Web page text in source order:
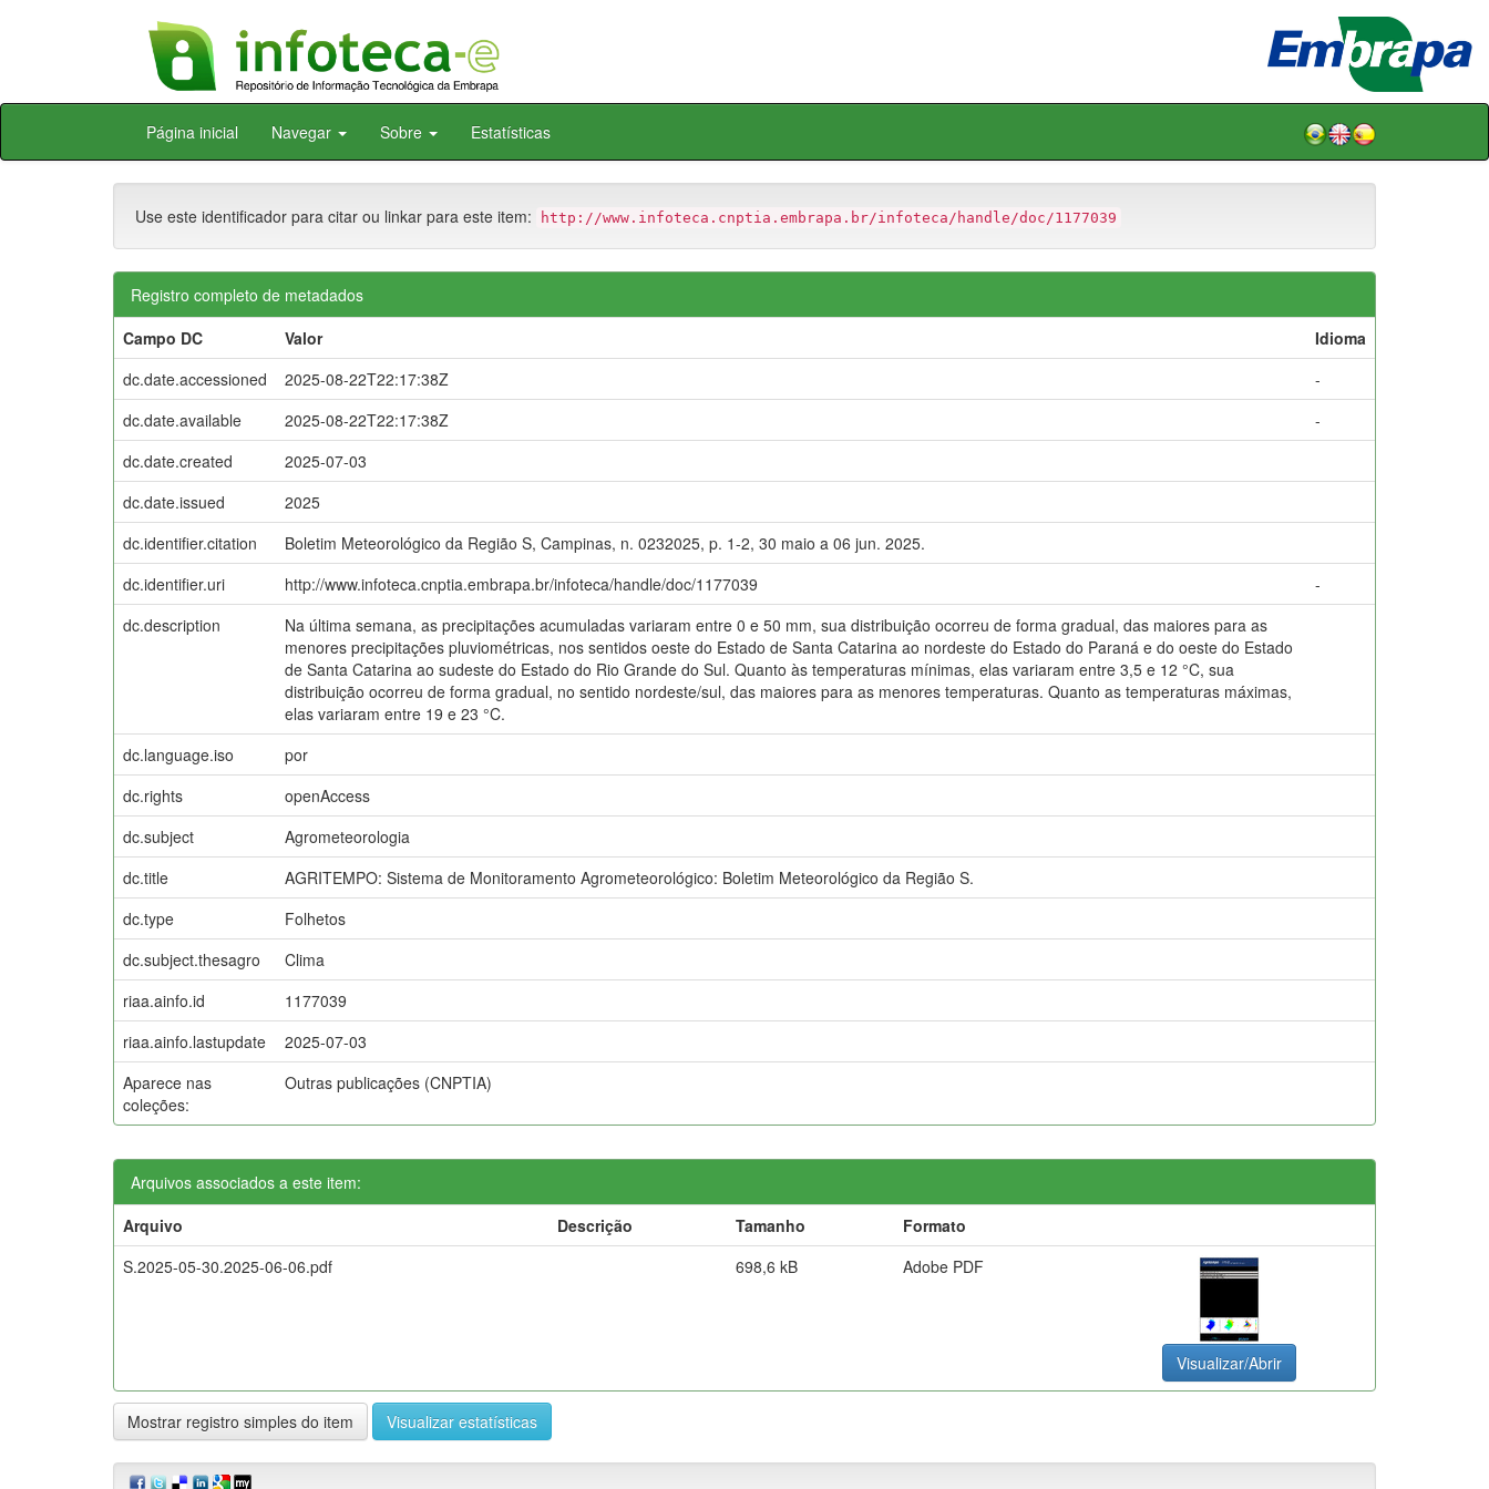
Skip
Página inicial Navegar Sobre Estatísticas
Use este identificador para citar ou linkar para este item: http://www.infoteca.cnptia.embrapa.br/infoteca/handle/doc/1177039
Registro completo de metadados
Campo DC
Valor
Idioma
dc.date.accessioned
2025-08-22T22:17:38Z
-
dc.date.available
2025-08-22T22:17:38Z
-
dc.date.created
2025-07-03
dc.date.issued
2025
dc.identifier.citation
Boletim Meteorológico da Região S, Campinas, n. 0232025, p. 1-2, 30 maio a 06 jun. 2025.
dc.identifier.uri
http://www.infoteca.cnptia.embrapa.br/infoteca/handle/doc/1177039
-
dc.description
Na última semana, as precipitações acumuladas variaram entre 0 e 50 mm, sua distribuição ocorreu de forma gradual, das maiores para as
menores precipitações pluviométricas, nos sentidos oeste do Estado de Santa Catarina ao nordeste do Estado do Paraná e do oeste do Estado
de Santa Catarina ao sudeste do Estado do Rio Grande do Sul. Quanto às temperaturas mínimas, elas variaram entre 3,5 e 12 °C, sua
distribuição ocorreu de forma gradual, no sentido nordeste/sul, das maiores para as menores temperaturas. Quanto as temperaturas máximas,
elas variaram entre 19 e 23 °C.
dc.language.iso
por
dc.rights
openAccess
dc.subject
Agrometeorologia
dc.title
AGRITEMPO: Sistema de Monitoramento Agrometeorológico: Boletim Meteorológico da Região S.
dc.type
Folhetos
dc.subject.thesagro
Clima
riaa.ainfo.id
1177039
riaa.ainfo.lastupdate
2025-07-03
Aparece nas
coleções:
Outras publicações (CNPTIA)
Arquivos associados a este item:
Arquivo
Descrição Tamanho
Formato
S.2025-05-30.2025-06-06.pdf
698,6 kB Adobe PDF
Visualizar/Abrir
Mostrar registro simples do item Visualizar estatísticas